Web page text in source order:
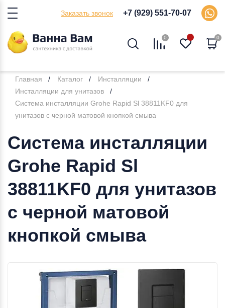
Заказать звонок +7 (929) 551-70-07
0 0
Главная Каталог
Инсталляции
Инсталляции для унитазов
Система инсталляции Grohe Rapid Sl 38811KF0 для
унитазов с черной матовой кнопкой смыва
Система инсталляции
Grohe Rapid Sl
38811KF0 для унитазов
с черной матовой
кнопкой смыва